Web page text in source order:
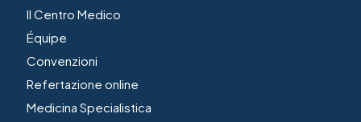
Il Centro Medico
Équipe
Convenzioni
Refertazione online
Medicina Specialistica